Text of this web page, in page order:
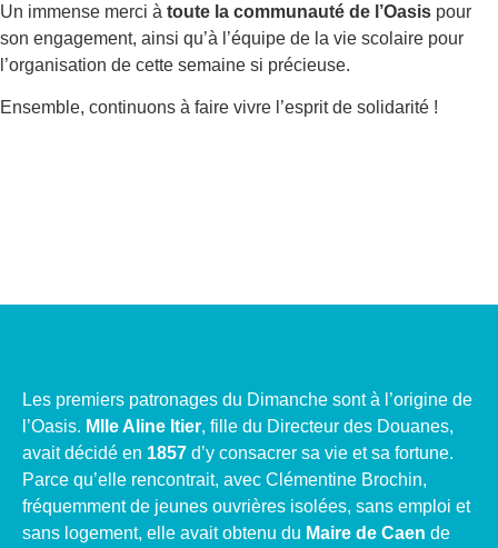
Un immense merci à toute la communauté de l’Oasis pour
son engagement, ainsi qu’à l’équipe de la vie scolaire pour
l’organisation de cette semaine si précieuse.
Ensemble, continuons à faire vivre l’esprit de solidarité !
Les premiers patronages du Dimanche sont à l’origine de
l’Oasis. Mlle Aline Itier, fille du Directeur des Douanes,
avait décidé en 1857 d’y consacrer sa vie et sa fortune.
Parce qu’elle rencontrait, avec Clémentine Brochin,
fréquemment de jeunes ouvrières isolées, sans emploi et
sans logement, elle avait obtenu du Maire de Caen de